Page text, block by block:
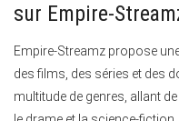
sur Empire-
Empire-Streamz propose
des films, des séries et des
multitude de genres, allant